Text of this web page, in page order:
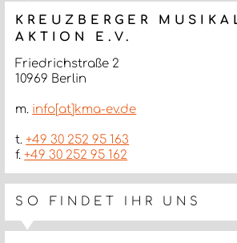
KREUZBERGER
AKTION E.V.
Friedrichstraße 2
10969 Berlin
m. info[at]kma-ev.de
t.+49 30 252 95 163
f.+49 30 252 95 162
SO FINDET IHR UNS